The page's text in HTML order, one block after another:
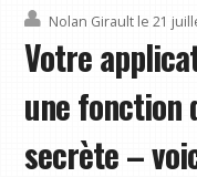
Nolan Girault le 21
Votre
une fonction
secrète –